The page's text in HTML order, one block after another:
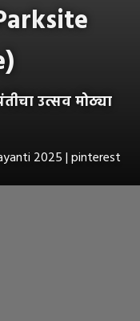
उत्सव मोठ्या
2025 | pinterest